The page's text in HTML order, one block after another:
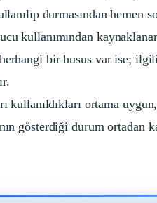
durmasından hemen
kullanımından
bir husus var ise;
kullanıldıkları ortama
gösterdiği durum ortadan